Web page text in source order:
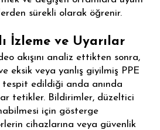
sürekli olarak öğrenir.
İzleme ve Uyarılar
akışını analiz ettikten sonra,
eksik veya yanlış giyilmiş PPE
edildiği anda anında
tetikler. Bildirimler, düzeltici
için gösterge
cihazlarına veya güvenlik